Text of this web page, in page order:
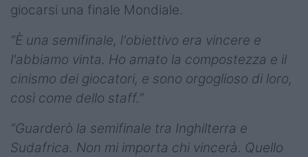
giocarsi una finale Mondiale.
“È una semifinale, l'obiettivo era vincere e
l'abbiamo vinta. Ho amato la compostezza e il
cinismo dei giocatori, e sono orgoglioso di loro,
così come dello staff.”
“Guarderò la semifinale tra Inghilterra e
Sudafrica. Non mi importa chi vincerà. Quello